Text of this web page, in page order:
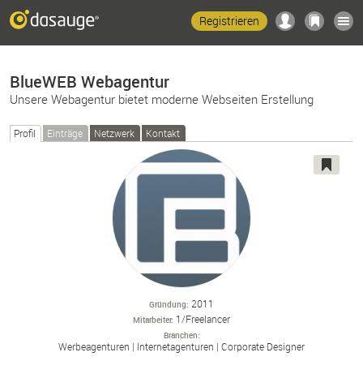
Registrieren
BlueWEB Webagentur
Unsere Webagentur bietet moderne Webseiten Erstellung
Profil Einträge Netzwerk Kontakt
Gründung 2011
Mitarbeiter 1/Freelancer
Branchen
Werbeagenturen Internetagenturen Corporate Designer